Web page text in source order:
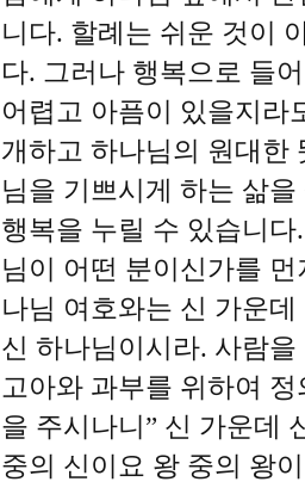
니다. 할례는 쉬운 것이
다. 그러나 행복으로 들
어렵고 아픔이 있을지라
개하고 하나님의 원대한
님을 기쁘시게 하는 삶
행복을 누릴 수 있습니
님이 어떤 분이신가를
나님 여호와는 신 가운
신 하나님이시라. 사람
고아와 과부를 위하여
을 주시나니” 신 가운데
중의 신이요 왕 중의 왕